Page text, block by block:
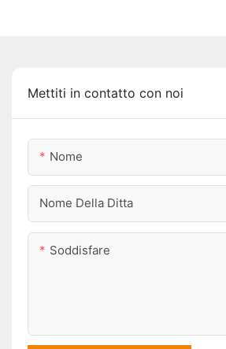
Mettiti in contatto con noi
Nome
Nome Della Ditta
Soddisfare